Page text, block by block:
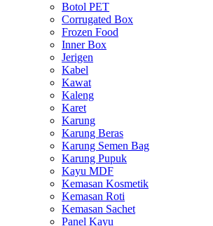
Botol PET
Corrugated Box
Frozen Food
Inner Box
Jerigen
Kabel
Kawat
Kaleng
Karet
Karung
Karung Beras
Karung Semen Bag
Karung Pupuk
Kayu MDF
Kemasan Kosmetik
Kemasan Roti
Kemasan Sachet
Panel Kayu